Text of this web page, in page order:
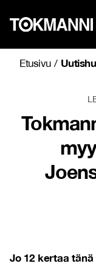
sisältöön
Etusivu/
Jo 12 kertaa